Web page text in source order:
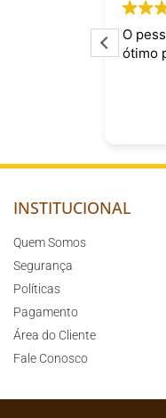
O
ótimo
INSTITUCIONAL
Quem Somos
Segurança
Políticas
Pagamento
Área do Cliente
Fale Conosco